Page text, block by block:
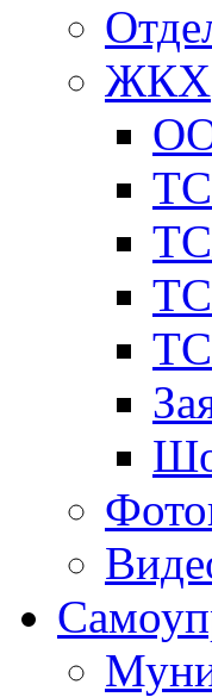
ЖКХ